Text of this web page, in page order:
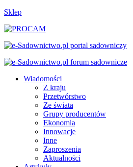
Sklep
Wiadomości
Z kraju
Przetwórstwo
Ze świata
Grupy producentów
Ekonomia
Innowacje
Inne
Zaproszenia
Aktualności